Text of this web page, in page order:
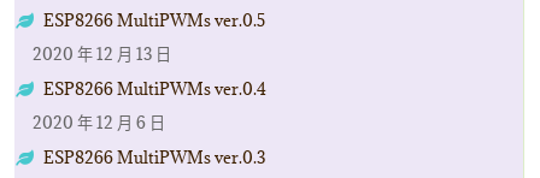
ESP8266 MultiPWMs ver.0.5
2020 年 12 月 13 日
ESP8266 MultiPWMs ver.0.4
2020 年 12 月 6 日
ESP8266 MultiPWMs ver.0.3